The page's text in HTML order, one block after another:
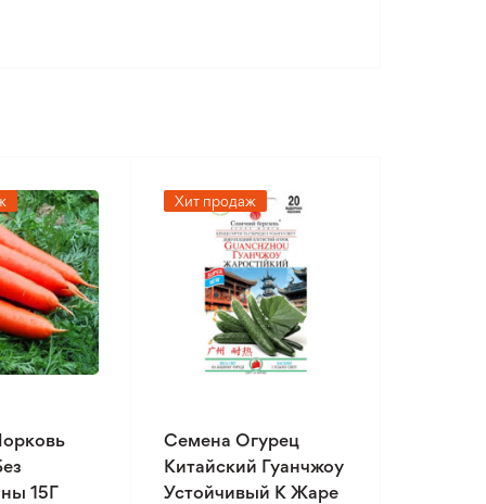
15Г
Хит продаж
Семена Огурец
Китайский Гуанчжоу
Устойчивый К Жаре